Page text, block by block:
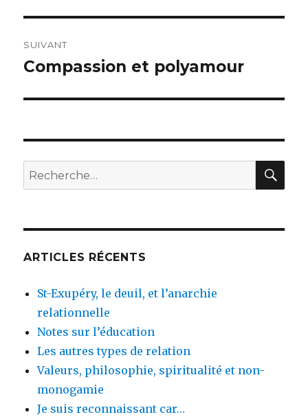
SUIVANT
Article
Compassion et polyamour
Recherche
pour
ARTICLES RÉCENTS
St-Exupéry, le deuil, et l’anarchie
relationnelle
Notes sur l’éducation
Les autres types de relation
Valeurs, philosophie, spiritualité et non-
monogamie
Je suis reconnaissant car…